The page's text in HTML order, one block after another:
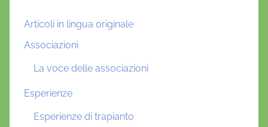
Articoli in lingua originale
Associazioni
La voce delle associazioni
Esperienze
Esperienze di trapianto